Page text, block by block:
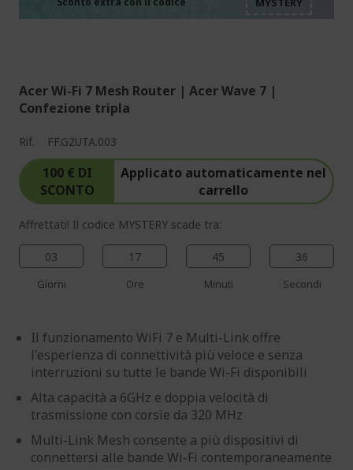
Acer Wi-Fi 7 Mesh Router | Acer Wave 7 |
Confezione tripla
Rif. FF.G2UTA.003
100 € DI
SCONTO
Applicato automaticamente nel
carrello
Affrettati! Il codice MYSTERY scade tra:
03
Giorni
17
Ore
45
Minuti
35
Secondi
Il funzionamento WiFi 7 e Multi-Link offre
l'esperienza di connettività più veloce e senza
interruzioni su tutte le bande Wi-Fi disponibili
Alta capacità a 6GHz e doppia velocità di
trasmissione con corsie da 320 MHz
Multi-Link Mesh consente a più dispositivi di
connettersi alle bande Wi-Fi contemporaneamente